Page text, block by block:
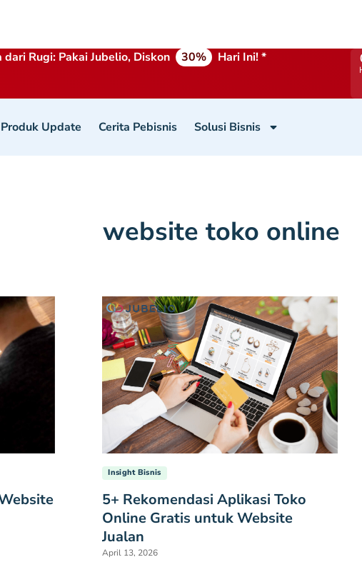
dari Rugi: Pakai Jubelio, Diskon 30% Hari Ini! *
Produk Update Cerita Pebisnis Solusi Bisnis
website toko online
Insight Bisnis
5+ Rekomendasi Aplikasi Toko
Online Gratis untuk Website
Jualan
April 13, 2026